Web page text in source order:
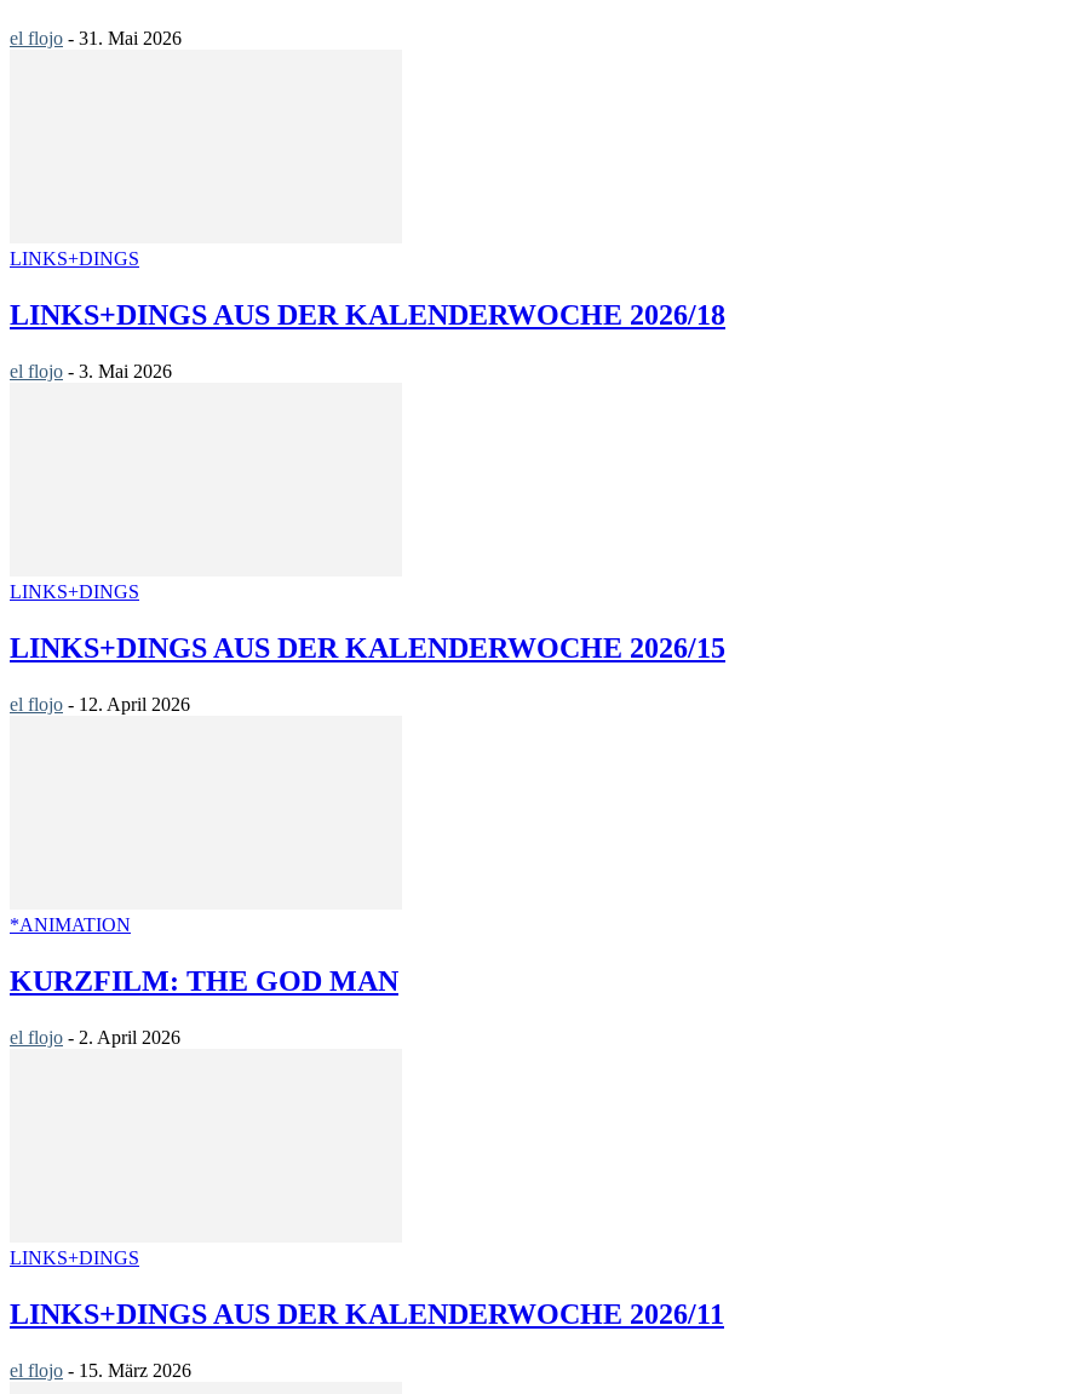
el flojo - 31. Mai 2026
LINKS+DINGS
LINKS+DINGS AUS DER KALENDERWOCHE 2026/18
el flojo - 3. Mai 2026
LINKS+DINGS
LINKS+DINGS AUS DER KALENDERWOCHE 2026/15
el flojo - 12. April 2026
*ANIMATION
KURZFILM: THE GOD MAN
el flojo - 2. April 2026
LINKS+DINGS
LINKS+DINGS AUS DER KALENDERWOCHE 2026/11
el flojo - 15. März 2026